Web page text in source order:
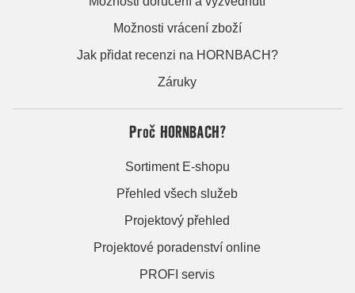
Možnosti vrácení zboží
Jak přidat recenzi na HORNBACH?
Záruky
Proč HORNBACH?
Sortiment E-shopu
Přehled všech služeb
Projektový přehled
Projektové poradenství online
PROFI servis